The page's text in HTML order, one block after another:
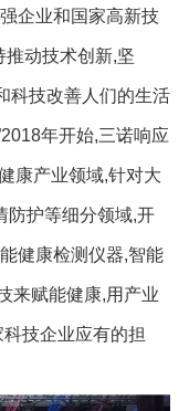
企业和国家高新技
动技术创新,坚
科技改善人们的生活
年开始,三诺响应
康产业领域,针对大
防护等细分领域,开
健康检测仪器,智能
来赋能健康,用产业
技企业应有的担